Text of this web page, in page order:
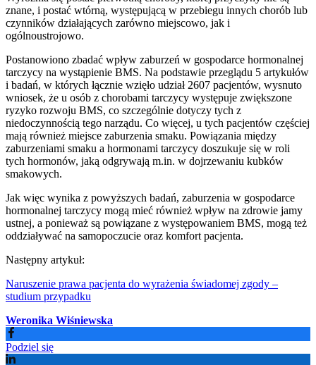
znane, i postać wtórną, występującą w przebiegu innych chorób lub
czynników działających zarówno miejscowo, jak i
ogólnoustrojowo.
Postanowiono zbadać wpływ zaburzeń w gospodarce hormonalnej
tarczycy na wystąpienie BMS. Na podstawie przeglądu 5 artykułów
i badań, w których łącznie wzięło udział 2607 pacjentów, wysnuto
wniosek, że u osób z chorobami tarczycy występuje zwiększone
ryzyko rozwoju BMS, co szczególnie dotyczy tych z
niedoczynnością tego narządu. Co więcej, u tych pacjentów częściej
mają również miejsce zaburzenia smaku. Powiązania między
zaburzeniami smaku a hormonami tarczycy doszukuje się w roli
tych hormonów, jaką odgrywają m.in. w dojrzewaniu kubków
smakowych.
Jak więc wynika z powyższych badań, zaburzenia w gospodarce
hormonalnej tarczycy mogą mieć również wpływ na zdrowie jamy
ustnej, a ponieważ są powiązane z występowaniem BMS, mogą też
oddziaływać na samopoczucie oraz komfort pacjenta.
Następny artykuł:
Naruszenie prawa pacjenta do wyrażenia świadomej zgody –
studium przypadku
Weronika Wiśniewska
Podziel się